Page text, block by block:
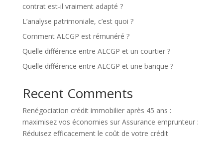
contrat est-il vraiment adapté ?
L’analyse patrimoniale, c’est quoi ?
Comment ALCGP est rémunéré ?
Quelle différence entre ALCGP et un courtier ?
Quelle différence entre ALCGP et une banque ?
Recent Comments
Renégociation crédit immobilier après 45 ans :
maximisez vos économies sur Assurance emprunteur :
Réduisez efficacement le coût de votre crédit